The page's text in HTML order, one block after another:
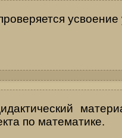
по математике.